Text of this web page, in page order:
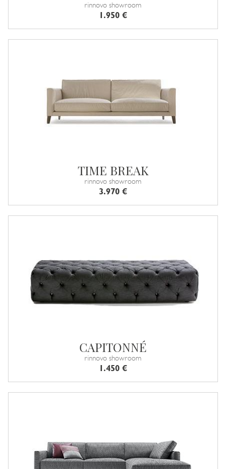
rinnovo showroom
1.950 €
TIME BREAK
rinnovo showroom
3.970 €
CAPITONNÉ
rinnovo showroom
1.450 €